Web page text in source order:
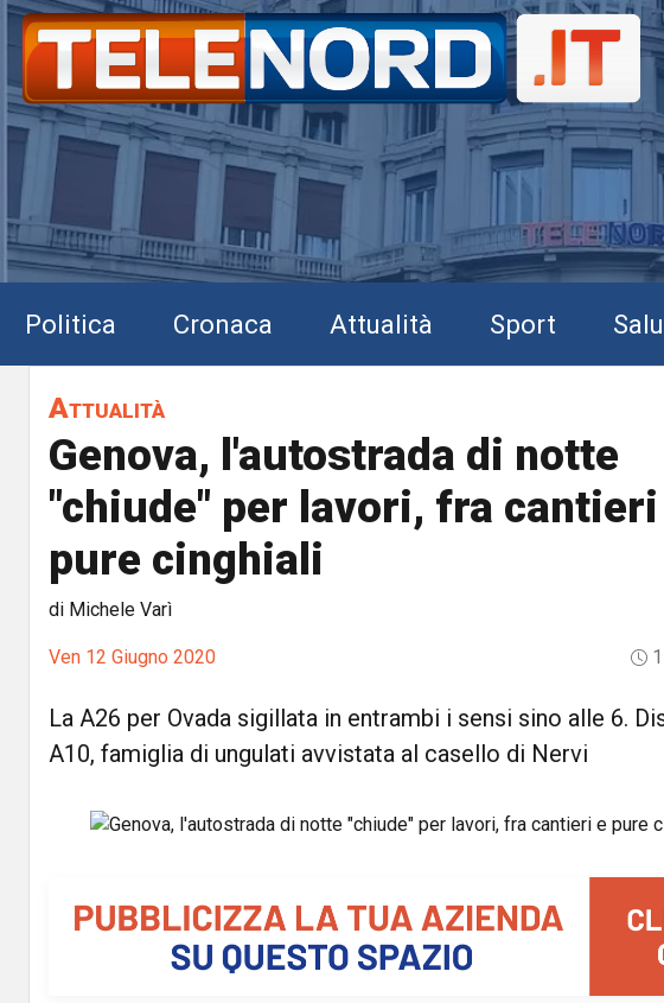
Politica Cronaca Attualità Sport
Attualità
Genova, l'autostrada di notte
"chiude" per lavori, fra cantieri
pure cinghiali
di Michele Varì
Ven 12 Giugno 2020
La A26 per Ovada sigillata in entrambi i sensi sino alle 6.
A10, famiglia di ungulati avvistata al casello di Nervi